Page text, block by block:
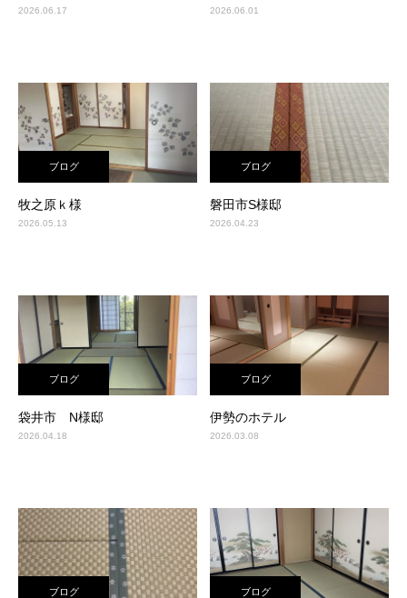
2026.06.17 2026.06.01
ブログ
牧之原ｋ様
2026.05.13
ブログ
磐田市S様邸
2026.04.23
ブログ
袋井市 N様邸
2026.04.18
ブログ
伊勢のホテル
2026.03.08
ブログ ブログ